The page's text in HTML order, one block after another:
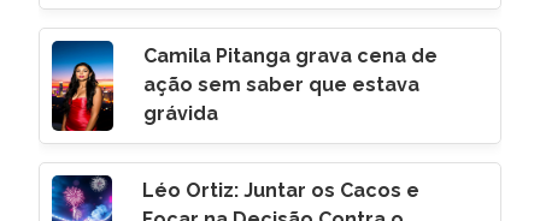
Camila Pitanga grava cena de
ação sem saber que estava
grávida
Léo Ortiz: Juntar os Cacos e